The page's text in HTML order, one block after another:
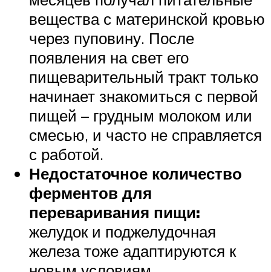
вещества с материнской кровью
через пуповину. После
появления на свет его
пищеварительный тракт только
начинает знакомиться с первой
пищей – грудным молоком или
смесью, и часто не справляется
с работой.
Недостаточное количество
ферментов для
переваривания пищи:
желудок и поджелудочная
железа тоже адаптируются к